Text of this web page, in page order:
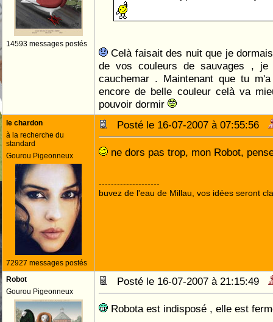
14593 messages postés
Celà faisait des nuit que je
de vos couleurs de sauvages , je
cauchemar . Maintenant que tu
encore de belle couleur celà va
pouvoir dormir
le chardon
à la recherche du
standard
Gourou Pigeonneux
72927 messages postés
Posté le 16-07-2007 à 07:55:56
ne dors pas trop, mon Robot,
--------------------
buvez de l'eau de Millau, vos idées seront
Robot
Gourou Pigeonneux
Posté le 16-07-2007 à 21:15:49
Robota est indisposé , elle est